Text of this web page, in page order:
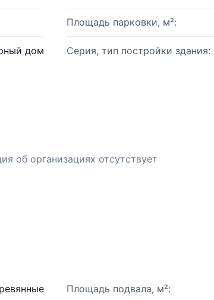
Площадь парковки, м²:
дом Серия, тип постройки здания:
об организациях отсутствует
Площадь подвала, м²: